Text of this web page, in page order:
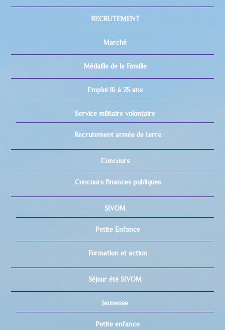
RECRUTEMENT
Marché
Médaille de la Famille
Emploi 16 à 25 ans
Service militaire volontaire
Recrutement armée de terre
Concours
Concours finances publiques
SIVOM
Petite Enfance
Formation et action
Séjour été SIVOM
Jeunesse
Petite enfance